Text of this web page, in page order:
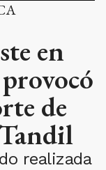
en
de
realizada